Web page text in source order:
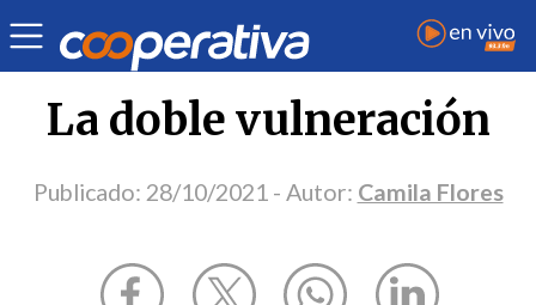
Opinión | Derechos humanos
La doble vulneración
Publicado: 28/10/2021 - Autor: Camila Flores